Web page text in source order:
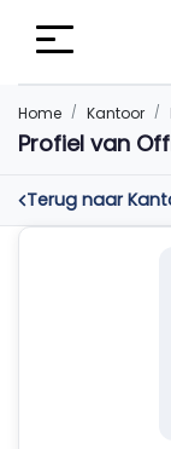
Home Kantoor
Profiel van
Terug naar